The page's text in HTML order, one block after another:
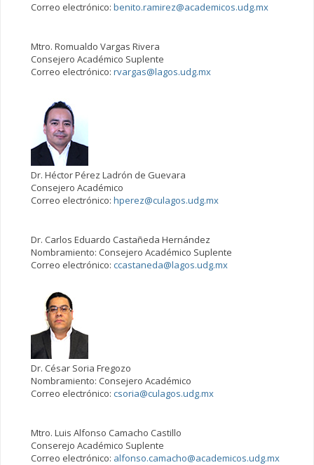
Correo electrónico: benito.ramirez@academicos.udg.mx
Mtro. Romualdo Vargas Rivera
Consejero Académico Suplente
Correo electrónico: rvargas@lagos.udg.mx
Dr. Héctor Pérez Ladrón de Guevara
Consejero Académico
Correo electrónico: hperez@culagos.udg.mx
Dr. Carlos Eduardo Castañeda Hernández
Nombramiento: Consejero Académico Suplente
Correo electrónico: ccastaneda@lagos.udg.mx
Dr. César Soria Fregozo
Nombramiento: Consejero Académico
Correo electrónico: csoria@culagos.udg.mx
Mtro. Luis Alfonso Camacho Castillo
Conserejo Académico Suplente
Correo electrónico: alfonso.camacho@academicos.udg.mx